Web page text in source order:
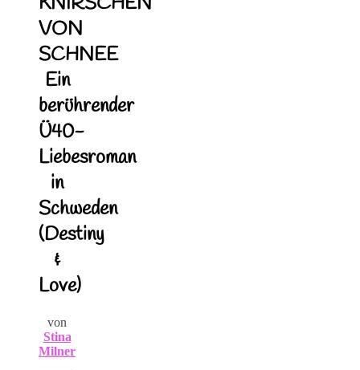
VON
SCHNEE
Ein
berührender
Ü40-
Liebesroman
in
Schweden
(Destiny
&
Love)
von
Stina
Milner